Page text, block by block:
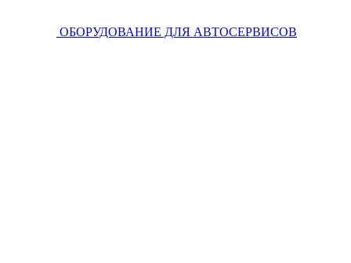
ОБОРУДОВАНИЕ ДЛЯ АВТОСЕРВИСОВ